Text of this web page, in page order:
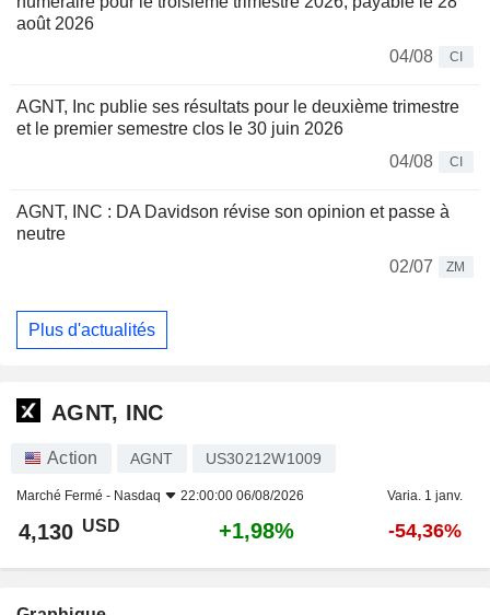
août 2026
04/08
CI
AGNT, Inc publie ses résultats pour le deuxième trimestre
et le premier semestre clos le 30 juin 2026
04/08
CI
AGNT, INC : DA Davidson révise son opinion et passe à
neutre
02/07
ZM
Plus d'actualités
AGNT, INC
Action AGNT US30212W1009
Marché Fermé - Nasdaq 22:00:00 06/08/2026 Varia. 1 janv.
4,130 USD +1,98% -54,36%